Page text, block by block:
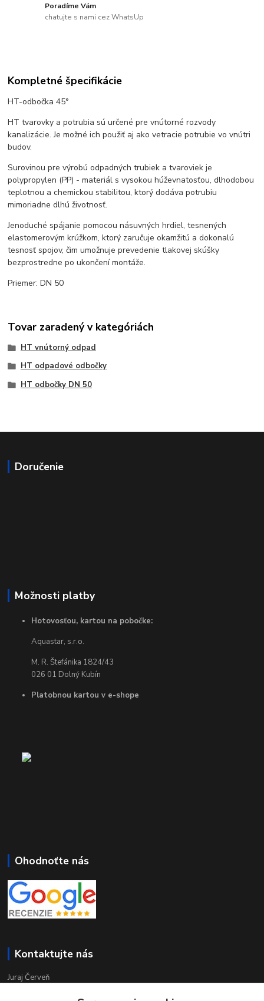
Poradíme Vám
chatujte s nami cez WhatsUp
Kompletné špecifikácie
HT-odbočka 45°
HT tvarovky a potrubia sú určené pre vnútorné rozvody
kanalizácie. Je možné ich použiť aj ako vetracie potrubie vo vnútri
budov.
Surovinou pre výrobú odpadných trubiek a tvaroviek je
polypropylen (PP) - materiál s vysokou húževnatosťou, dlhodobou
teplotnou a chemickou stabilitou, ktorý dodáva potrubiu
mimoriadne dlhú životnosť.
Jenoduché spájanie pomocou násuvných hrdiel, tesnených
elastomerovým krúžkom, ktorý zaručuje okamžitú a dokonalú
tesnosť spojov, čim umožnuje prevedenie tlakovej skúšky
bezprostredne po ukončení montáže.
Priemer: DN 50
Tovar zaradený v kategóriách
HT vnútorný odpad
HT odpadové odbočky
HT odbočky DN 50
Doručenie
Možnosti platby
Hotovosťou, kartou na pobočke:
Aquastar, s.r.o.
M. R. Štefánika 1824/43
026 01 Dolný Kubín
Platobnou kartou v e-shope
Ohodnoťte nás
Kontaktujte nás
Juraj Červeň